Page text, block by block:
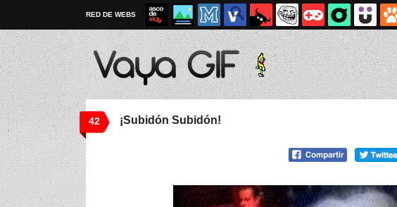
RED DE WEBS
42 ¡Subidón Subidón!